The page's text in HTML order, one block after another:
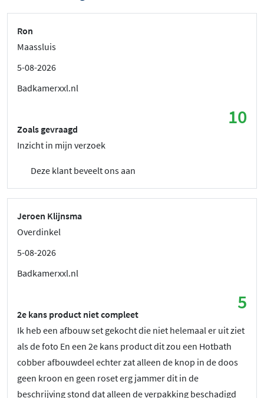
Ron
Maassluis
5-08-2026
Badkamerxxl.nl
10
Zoals gevraagd
Inzicht in mijn verzoek
Deze klant beveelt ons aan
Jeroen Klijnsma
Overdinkel
5-08-2026
Badkamerxxl.nl
5
2e kans product niet compleet
Ik heb een afbouw set gekocht die niet helemaal er uit ziet
als de foto En een 2e kans product dit zou een Hotbath
cobber afbouwdeel echter zat alleen de knop in de doos
geen kroon en geen roset erg jammer dit in de
beschrijving stond dat alleen de verpakking beschadigd